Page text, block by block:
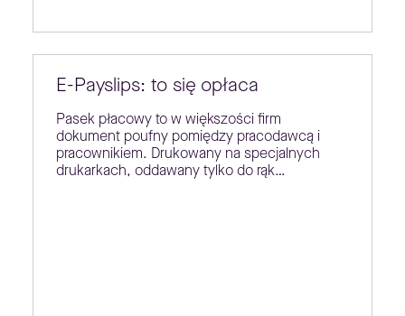
E-Payslips: to się opłaca
Pasek płacowy to w większości firm
dokument poufny pomiędzy pracodawcą i
pracownikiem. Drukowany na specjalnych
drukarkach, oddawany tylko do rąk…